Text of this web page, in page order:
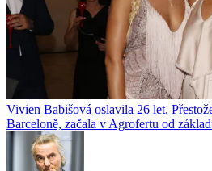
Vivien Babišová oslavila 26 let.
Barceloně, začala v Agrofertu od